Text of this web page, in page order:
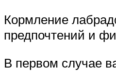
Кормление
предпочтений и
В первом случае